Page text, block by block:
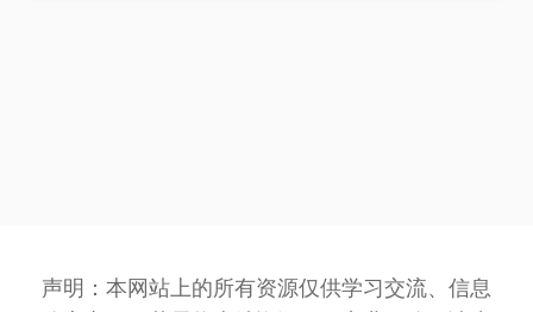
声明：本网站上的所有资源仅供学习交流、信息